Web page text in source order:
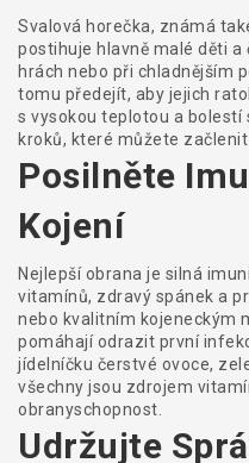
Svalová horečka, známá
postihuje hlavně malé děti
hrách nebo při chladnějším
tomu předejít, aby jejich
s vysokou teplotou a bolestí
kroků, které můžete
Posilněte
Kojení
Nejlepší obrana je silná
vitamínů, zdravý spánek a
nebo kvalitním kojeneckým
pomáhají odrazit první
jídelníčku čerstvé ovoce,
všechny jsou zdrojem
obranyschopnost.
Udržujte